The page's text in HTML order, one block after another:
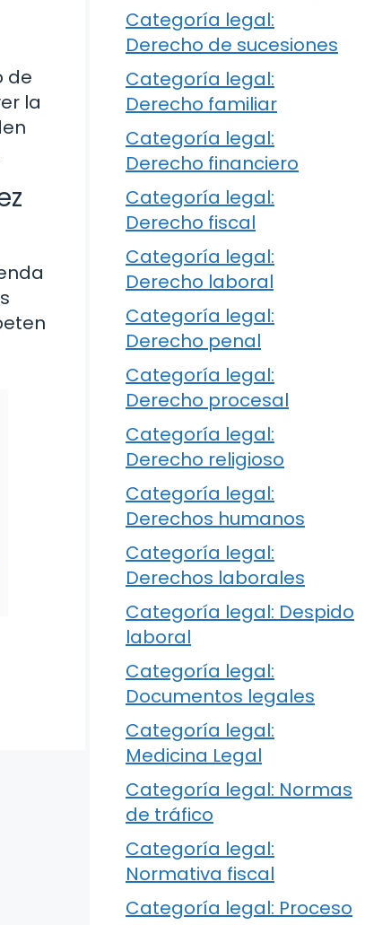
de
la
Categoría legal:
Derecho de sucesiones
Categoría legal:
Derecho familiar
Categoría legal:
Derecho financiero
Categoría legal:
Derecho fiscal
Categoría legal:
Derecho laboral
Categoría legal:
Derecho penal
Categoría legal:
Derecho procesal
Categoría legal:
Derecho religioso
Categoría legal:
Derechos humanos
Categoría legal:
Derechos laborales
Categoría legal: Despido
laboral
Categoría legal:
Documentos legales
Categoría legal:
Medicina Legal
Categoría legal: Normas
de tráfico
Categoría legal:
Normativa fiscal
Categoría legal: Proceso